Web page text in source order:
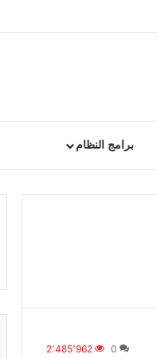
برامج النظام
0 2٬485٬962